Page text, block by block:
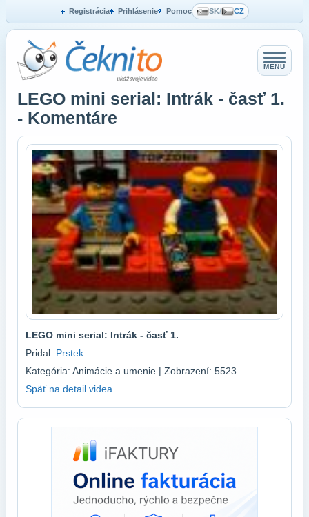
Registrácia Prihlásenie Pomoc SK/ CZ
MENU
LEGO mini serial: Intrák - časť 1.
- Komentáre
LEGO mini serial: Intrák - časť 1.
Pridal: Prstek
Kategória: Animácie a umenie | Zobrazení: 5523
Späť na detail videa